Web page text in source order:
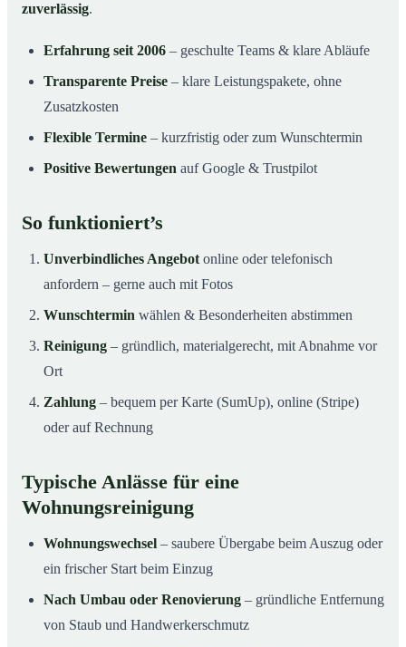
zuverlässig.
Erfahrung seit 2006 – geschulte Teams & klare Abläufe
Transparente Preise – klare Leistungspakete, ohne
Zusatzkosten
Flexible Termine – kurzfristig oder zum Wunschtermin
Positive Bewertungen auf Google & Trustpilot
So funktioniert’s
Unverbindliches Angebot online oder telefonisch
anfordern – gerne auch mit Fotos
Wunschtermin wählen & Besonderheiten abstimmen
Reinigung – gründlich, materialgerecht, mit Abnahme vor
Ort
Zahlung – bequem per Karte (SumUp), online (Stripe)
oder auf Rechnung
Typische Anlässe für eine
Wohnungsreinigung
Wohnungswechsel – saubere Übergabe beim Auszug oder
ein frischer Start beim Einzug
Nach Umbau oder Renovierung – gründliche Entfernung
von Staub und Handwerkerschmutz